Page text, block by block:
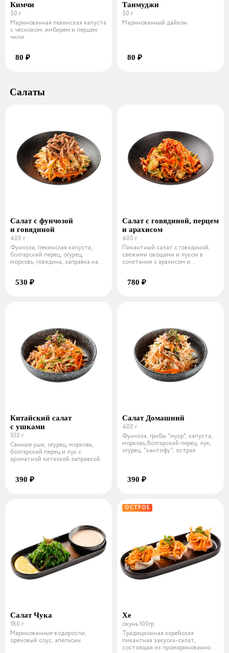
Кимчи
50 г
Маринованная пекинская капуста
с чесноком, имбирем и перцем
чили.
80 ₽
Танмуджи
50 г
Маринованный дайкон.
80 ₽
Салаты
Салат с фунчозой
и говядиной
400 г
Фунчоза, пекинская капуста,
болгарский перец, огурец,
морковь, говядина, заправка на
530 ₽
Салат с говядиной, перцем
и арахисом
400 г
Пикантный салат с говядиной,
свежими овощами и луком в
сочетании с арахисом и
780 ₽
Китайский салат
с ушками
330 г
Свиные уши, огурец, морковь,
болгарский перец и лук с
ароматной китаской заправкой.
390 ₽
Салат Домашний
400 г
Фунчоза, грибы "муэр", капуста,
морковь,болгарский перец, лук,
огурец, "кантофу", острая
390 ₽
Салат Чука
180 г
Маринованные водоросли,
ореховый соус, апельсин.
ОСТРОЕ
Хе
окунь 100гр
Традиционная корейская
пикантная закуска-салат,
состоящая из промаринованной